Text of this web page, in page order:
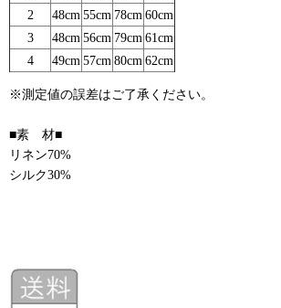
2
48cm 55cm 78cm 60cm
3
48cm 56cm 79cm 61cm
4
49cm 57cm 80cm 62cm
※測定値の誤差はご了承ください。
■素 材■
リネン70%
シルク30%